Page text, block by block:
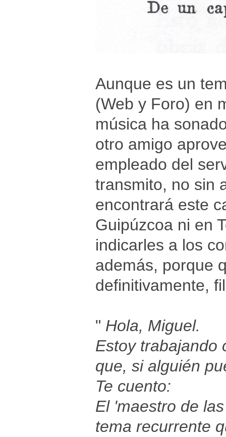
Aunque es un
(Web y Foro) en
música ha
otro amigo
empleado del
transmito, no sin
encontrará este
Guipúzcoa ni en
indicarles a los
además, porque
definitivamente,
" Hola, Miguel.
Estoy trabajando
que, si alguién
Te cuento:
El 'maestro de
tema recurrente